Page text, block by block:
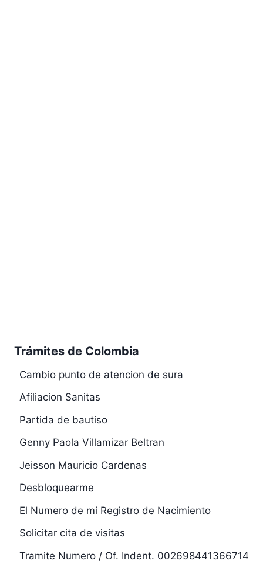
Trámites de Colombia
Cambio punto de atencion de sura
Afiliacion Sanitas
Partida de bautiso
Genny Paola Villamizar Beltran
Jeisson Mauricio Cardenas
Desbloquearme
El Numero de mi Registro de Nacimiento
Solicitar cita de visitas
Tramite Numero / Of. Indent. 002698441366714